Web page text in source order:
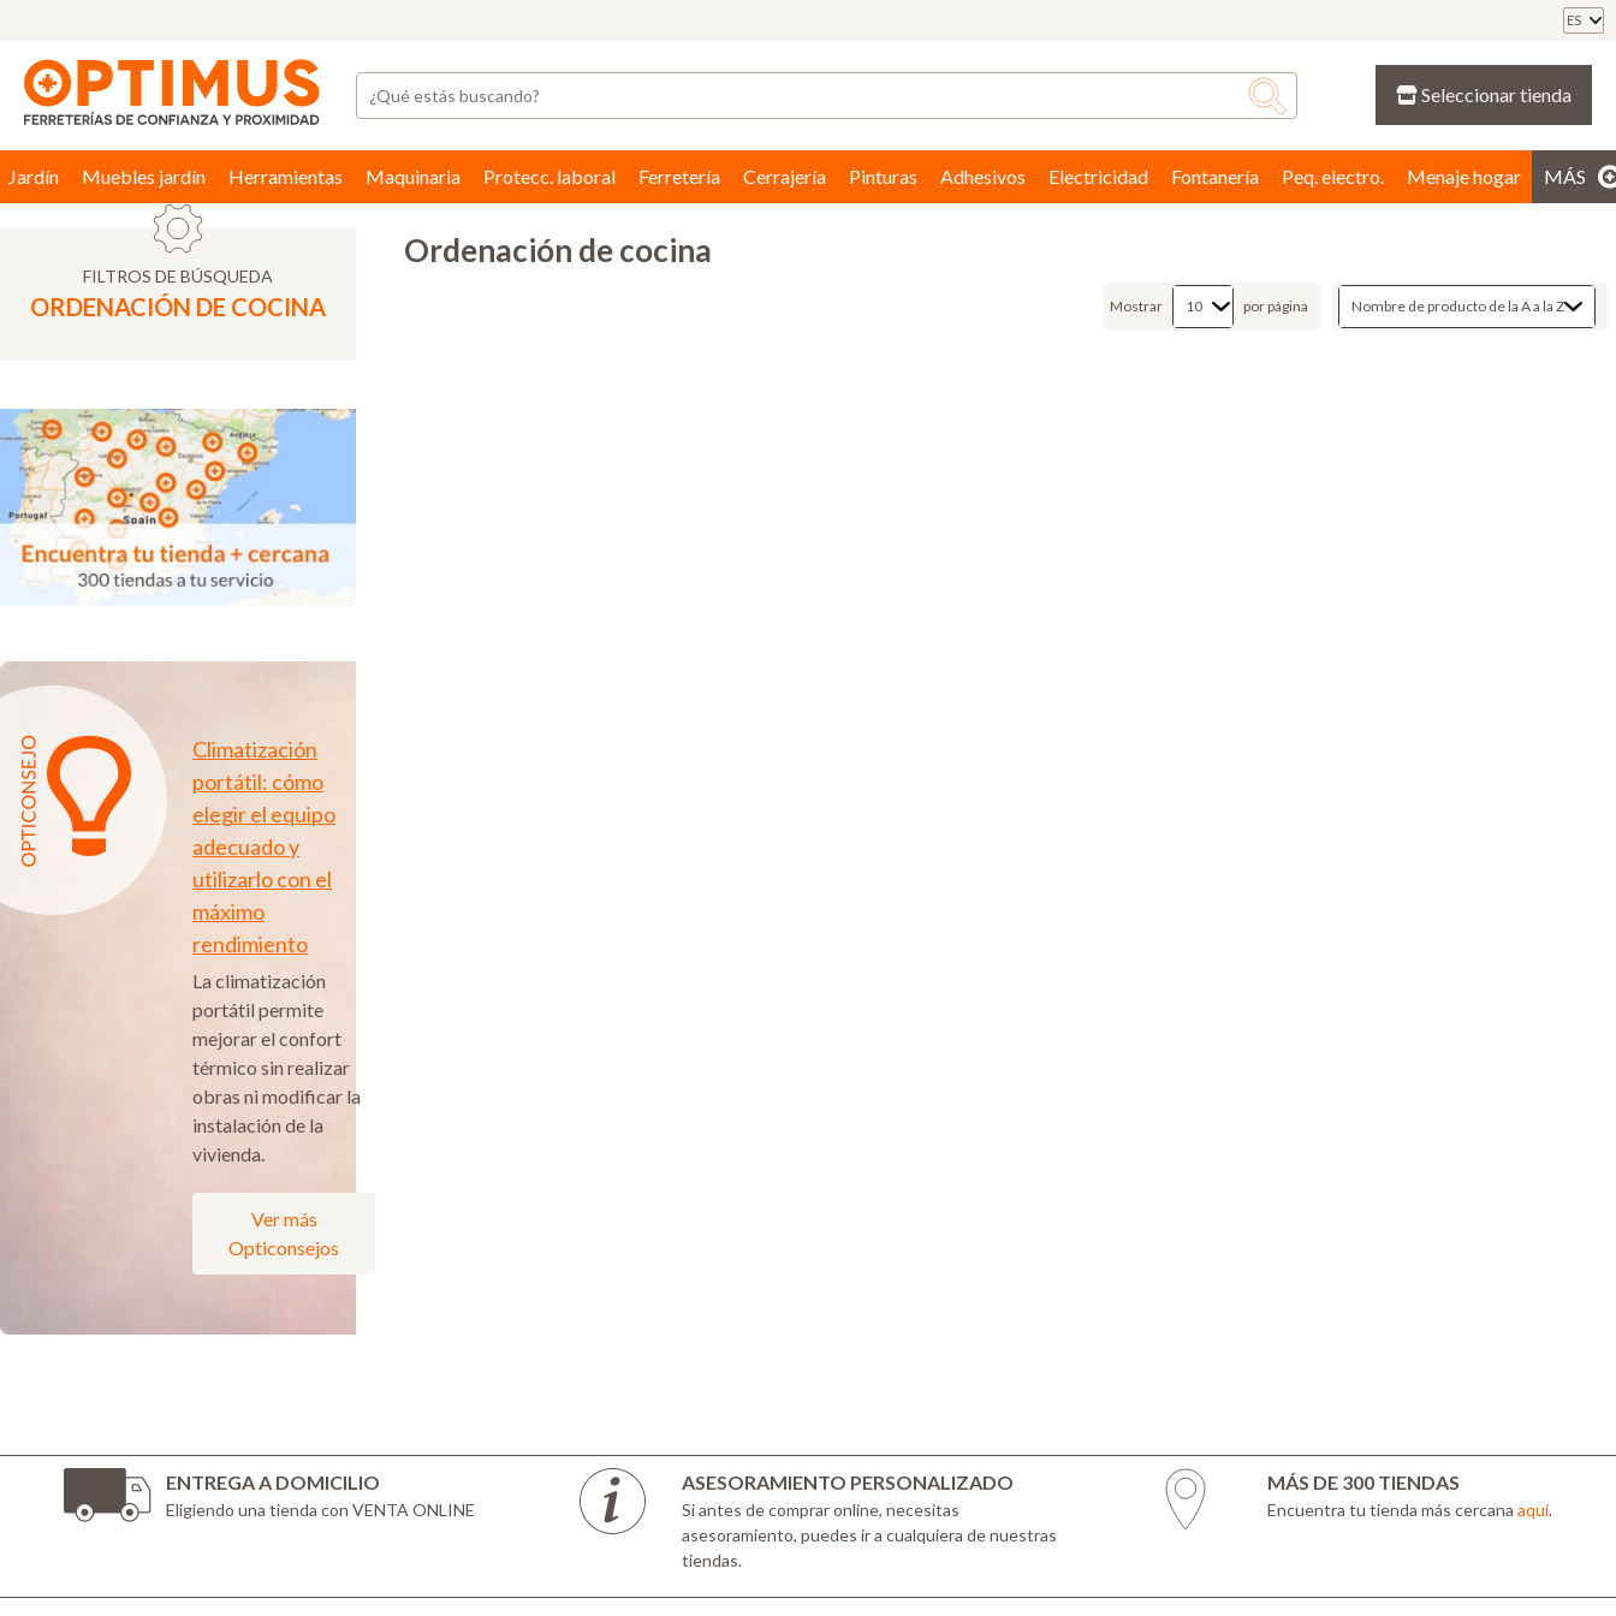
ES
Seleccionar tienda
Jardín Muebles jardín Herramientas Maquinaria Protecc. laboral Ferretería Cerrajería Pinturas Adhesivos Electricidad Fontanería Peq. electro. Menaje hogar MÁS
FILTROS DE BÚSQUEDA
ORDENACIÓN DE COCINA
Climatización
portátil: cómo
elegir el equipo
adecuado y
utilizarlo con el
máximo
rendimiento
La climatización
portátil permite
mejorar el confort
térmico sin realizar
obras ni modificar la
instalación de la
vivienda.
Ver más
Opticonsejos
Ordenación de cocina
Mostrar por página
ENTREGA A DOMICILIO
Eligiendo una tienda con VENTA ONLINE
ASESORAMIENTO PERSONALIZADO
Si antes de comprar online, necesitas
asesoramiento, puedes ir a cualquiera de nuestras
tiendas.
MÁS DE 300 TIENDAS
Encuentra tu tienda más cercana aquí.